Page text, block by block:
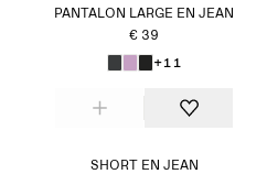
PANTALON LARGE EN JEAN
€ 39
+11
SHORT EN JEAN